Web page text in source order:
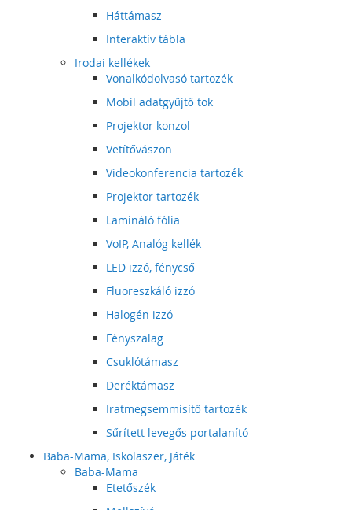
Háttámasz
Interaktív tábla
Irodai kellékek
Vonalkódolvasó tartozék
Mobil adatgyűjtő tok
Projektor konzol
Vetítővászon
Videokonferencia tartozék
Projektor tartozék
Lamináló fólia
VoIP, Analóg kellék
LED izzó, fénycső
Fluoreszkáló izzó
Halogén izzó
Fényszalag
Csuklótámasz
Deréktámasz
Iratmegsemmisítő tartozék
Sűrített levegős portalanító
Baba-Mama, Iskolaszer, Játék
Baba-Mama
Etetőszék